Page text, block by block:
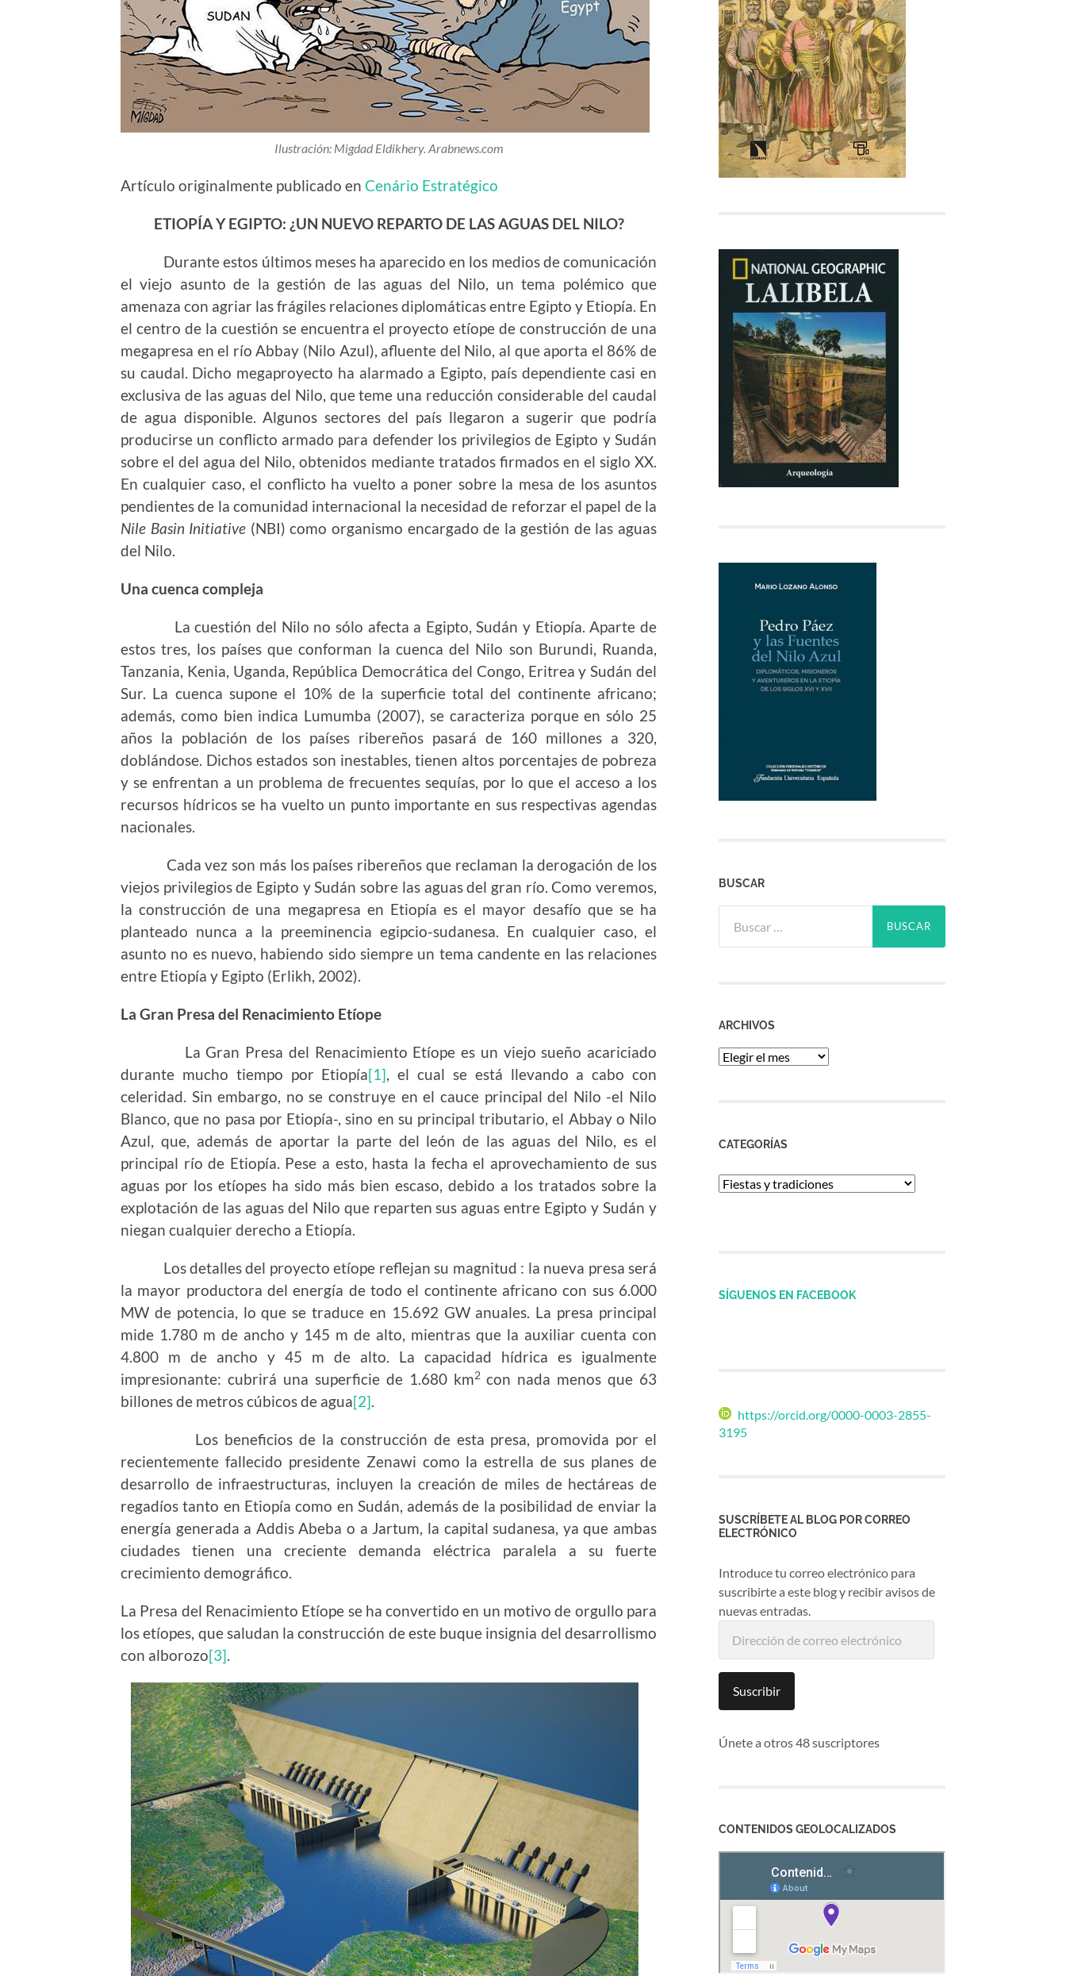
Ilustración: Migdad Eldikhery. Arabnews.com
Artículo originalmente publicado en Cenário Estratégico
ETIOPÍA Y EGIPTO: ¿UN NUEVO REPARTO DE LAS AGUAS DEL NILO?
Durante estos últimos meses ha aparecido en los medios de comunicación
el viejo asunto de la gestión de las aguas del Nilo, un tema polémico que
amenaza con agriar las frágiles relaciones diplomáticas entre Egipto y Etiopía. En
el centro de la cuestión se encuentra el proyecto etíope de construcción de una
megapresa en el río Abbay (Nilo Azul), afluente del Nilo, al que aporta el 86% de
su caudal. Dicho megaproyecto ha alarmado a Egipto, país dependiente casi en
exclusiva de las aguas del Nilo, que teme una reducción considerable del caudal
de agua disponible. Algunos sectores del país llegaron a sugerir que podría
producirse un conflicto armado para defender los privilegios de Egipto y Sudán
sobre el del agua del Nilo, obtenidos mediante tratados firmados en el siglo XX.
En cualquier caso, el conflicto ha vuelto a poner sobre la mesa de los asuntos
pendientes de la comunidad internacional la necesidad de reforzar el papel de la
Nile Basin Initiative (NBI) como organismo encargado de la gestión de las aguas
del Nilo.
Una cuenca compleja
La cuestión del Nilo no sólo afecta a Egipto, Sudán y Etiopía. Aparte de
estos tres, los países que conforman la cuenca del Nilo son Burundi, Ruanda,
Tanzania, Kenia, Uganda, República Democrática del Congo, Eritrea y Sudán del
Sur. La cuenca supone el 10% de la superficie total del continente africano;
además, como bien indica Lumumba (2007), se caracteriza porque en sólo 25
años la población de los países ribereños pasará de 160 millones a 320,
doblándose. Dichos estados son inestables, tienen altos porcentajes de pobreza
y se enfrentan a un problema de frecuentes sequías, por lo que el acceso a los
recursos hídricos se ha vuelto un punto importante en sus respectivas agendas
nacionales.
Cada vez son más los países ribereños que reclaman la derogación de los
viejos privilegios de Egipto y Sudán sobre las aguas del gran río. Como veremos,
la construcción de una megapresa en Etiopía es el mayor desafío que se ha
planteado nunca a la preeminencia egipcio-sudanesa. En cualquier caso, el
asunto no es nuevo, habiendo sido siempre un tema candente en las relaciones
entre Etiopía y Egipto (Erlikh, 2002).
La Gran Presa del Renacimiento Etíope
La Gran Presa del Renacimiento Etíope es un viejo sueño acariciado
durante mucho tiempo por Etiopía[1], el cual se está llevando a cabo con
celeridad. Sin embargo, no se construye en el cauce principal del Nilo -el Nilo
Blanco, que no pasa por Etiopía-, sino en su principal tributario, el Abbay o Nilo
Azul, que, además de aportar la parte del león de las aguas del Nilo, es el
principal río de Etiopía. Pese a esto, hasta la fecha el aprovechamiento de sus
aguas por los etíopes ha sido más bien escaso, debido a los tratados sobre la
explotación de las aguas del Nilo que reparten sus aguas entre Egipto y Sudán y
niegan cualquier derecho a Etiopía.
Los detalles del proyecto etíope reflejan su magnitud : la nueva presa será
la mayor productora del energía de todo el continente africano con sus 6.000
MW de potencia, lo que se traduce en 15.692 GW anuales. La presa principal
mide 1.780 m de ancho y 145 m de alto, mientras que la auxiliar cuenta con
4.800 m de ancho y 45 m de alto. La capacidad hídrica es igualmente
impresionante: cubrirá una superficie de 1.680 km2 con nada menos que 63
billones de metros cúbicos de agua[2].
Los beneficios de la construcción de esta presa, promovida por el
recientemente fallecido presidente Zenawi como la estrella de sus planes de
desarrollo de infraestructuras, incluyen la creación de miles de hectáreas de
regadíos tanto en Etiopía como en Sudán, además de la posibilidad de enviar la
energía generada a Addis Abeba o a Jartum, la capital sudanesa, ya que ambas
ciudades tienen una creciente demanda eléctrica paralela a su fuerte
crecimiento demográfico.
La Presa del Renacimiento Etíope se ha convertido en un motivo de orgullo para
los etíopes, que saludan la construcción de este buque insignia del desarrollismo
con alborozo[3].
BUSCAR
ARCHIVOS
Archivos
CATEGORÍAS
Categorías
SÍGUENOS EN FACEBOOK
https://orcid.org/0000-0003-2855-
3195
SUSCRÍBETE AL BLOG POR CORREO
ELECTRÓNICO
Introduce tu correo electrónico para
suscribirte a este blog y recibir avisos de
nuevas entradas.
electrónico
Suscribir
Únete a otros 48 suscriptores
CONTENIDOS GEOLOCALIZADOS